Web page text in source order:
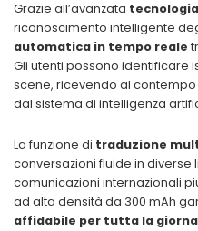
Grazie all’avanzata
riconoscimento intelligente
automatica in tempo reale
Gli utenti possono identificare
scene, ricevendo al
dal sistema di intelligenza
La funzione di traduzione
conversazioni fluide in diverse
comunicazioni internazionali
ad alta densità da 300 mAh
affidabile per tutta la